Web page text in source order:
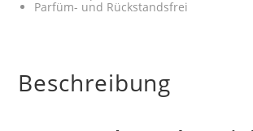
Parfüm- und Rückstandsfrei
Beschreibung